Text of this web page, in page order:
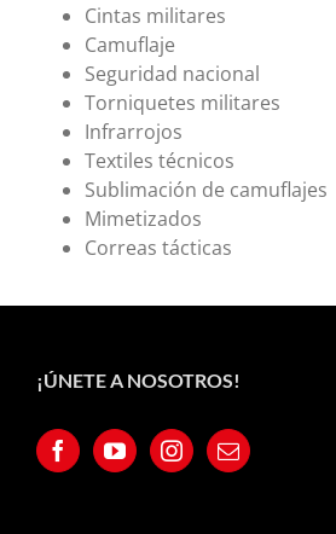
Cintas militares
Camuflaje
Seguridad nacional
Torniquetes militares
Infrarrojos
Textiles técnicos
Sublimación de camuflajes
Mimetizados
Correas tácticas
¡ÚNETE A NOSOTROS!